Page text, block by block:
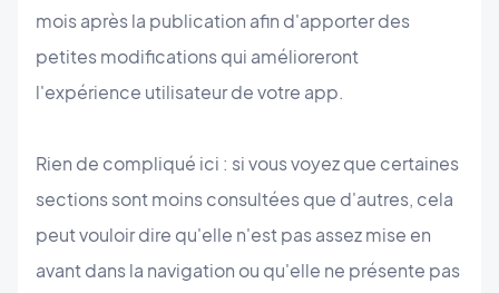
mois après la publication afin d'apporter des
petites modifications qui amélioreront
l'expérience utilisateur de votre app.
Rien de compliqué ici : si vous voyez que certaines
sections sont moins consultées que d'autres, cela
peut vouloir dire qu'elle n'est pas assez mise en
avant dans la navigation ou qu'elle ne présente pas